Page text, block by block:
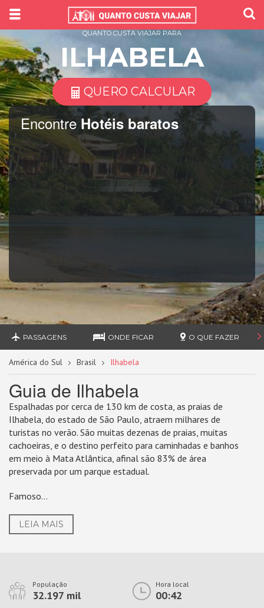
Encontre Hotéis baratos
QUANTO CUSTA VIAJAR PARA
ILHABELA
QUERO CALCULAR
PASSAGENS ONDE FICAR O QUE FAZER
América do Sul Brasil Ilhabela
Guia de Ilhabela
Espalhadas por cerca de 130 km de costa, as praias de
Ilhabela, do estado de São Paulo, atraem milhares de
turistas no verão. São muitas dezenas de praias, muitas
cachoeiras, e o destino perfeito para caminhadas e banhos
em meio à Mata Atlântica, afinal são 83% de área
preservada por um parque estadual.
Famoso...
LEIA MAIS
População
32.197 mil
Hora local
00:42